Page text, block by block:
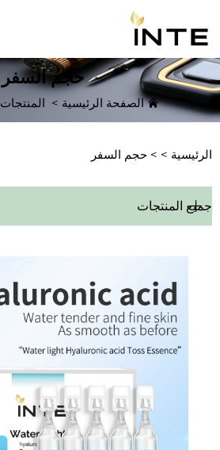
حجم السفر
الصفحة الرئيسية > المنتجات
الرئيسية > > حجم السفر
جميع المنتجات